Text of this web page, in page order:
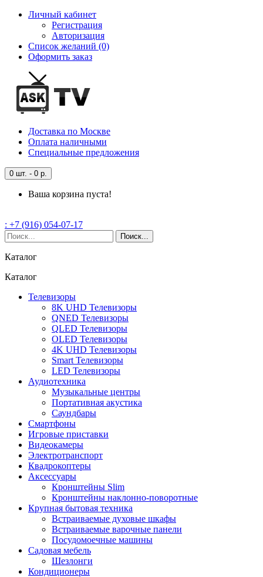
Личный кабинет
Регистрация
Авторизация
Список желаний (0)
Оформить заказ
Доставка по Москве
Оплата наличными
Специальные предложения
0 шт. - 0 р.
Ваша корзина пуста!
: +7 (916) 054-07-17
Поиск...
Каталог
Каталог
Телевизоры
8K UHD Телевизоры
QNED Телевизоры
QLED Телевизоры
OLED Телевизоры
4K UHD Телевизоры
Smart Телевизоры
LED Телевизоры
Аудиотехника
Музыкальные центры
Портативная акустика
Саундбары
Смартфоны
Игровые приставки
Видеокамеры
Электротранспорт
Квадрокоптеры
Аксессуары
Кронштейны Slim
Кронштейны наклонно-поворотные
Крупная бытовая техника
Встраиваемые духовые шкафы
Встраиваемые варочные панели
Посудомоечные машины
Садовая мебель
Шезлонги
Кондиционеры